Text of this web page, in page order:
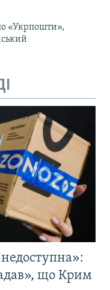
«Укрпошти»,
недоступна»:
що Крим